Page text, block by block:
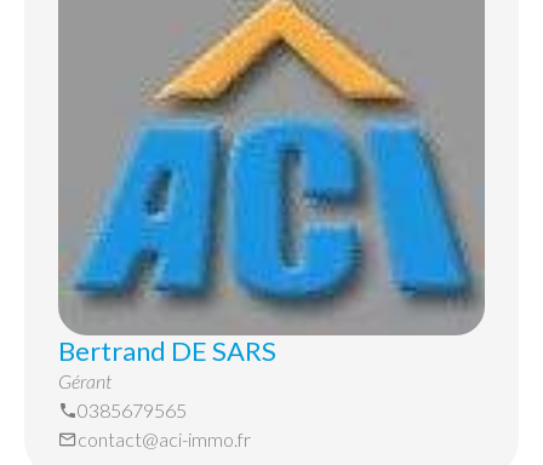
DE L'ASCENSEUR + EAU FROIDE
Bertrand DE SARS
Gérant
0385679565
contact@aci-immo.fr